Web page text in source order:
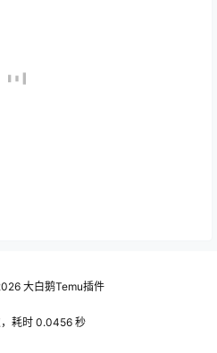
大白鹅Temu插件
耗时 0.0456 秒